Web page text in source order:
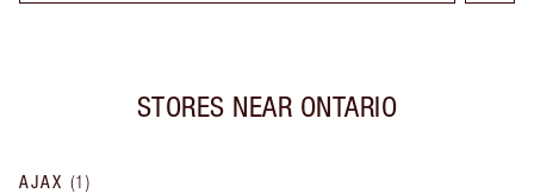
STORES NEAR ONTARIO
AJAX (1)